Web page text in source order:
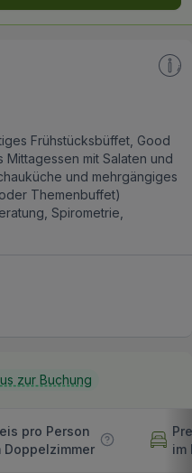
Frühstücksbüffet, Good
mit Salaten und
und mehrgängiges
Themenbuffet)
Spirometrie,
zur Buchung
pro Person
Doppelzimmer
im